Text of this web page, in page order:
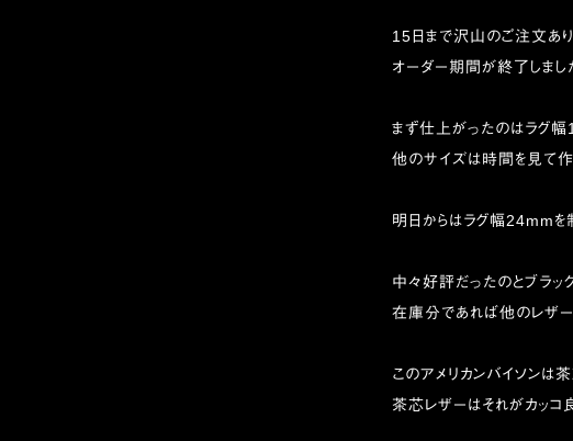
15日まで沢山のご注文あり
オーダー期間が終了しま
まず仕上がったのはラグ
他のサイズは時間を見て作
明日からはラグ幅24mmを
中々好評だったのとブラッ
在庫分であれば他のレザ
このアメリカンバイソンは
茶芯レザーはそれがカッコ